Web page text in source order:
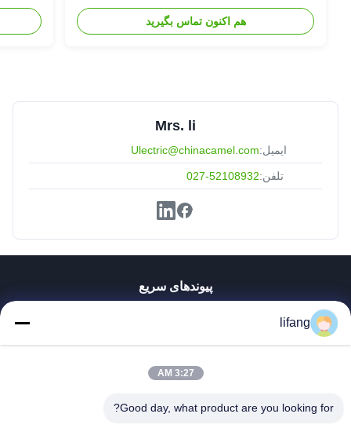
هم اکنون تماس بگیرید
DC
Mrs. li
ایمیل:Ulectric@chinacamel.com
تلفن:027-52108932
پیوندهای سریع
کارخانه تور
تماس با ما
lifang
3:27 AM
Good day, what product are you looking for?